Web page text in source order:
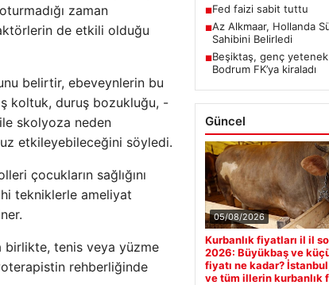
zaman
de etkili olduğu
belirtir, ebeveynlerin bu
koltuk, duruş bozukluğu, -
skolyoza neden
etkileyebileceğini söyledi.
çocukların sağlığını
tekniklerle ameliyat
birlikte, tenis veya yüzme
rehberliğinde
■Fed faizi sabit tuttu
■Az Alkmaar, Hollanda
Sahibini Belirledi
■Beşiktaş, genç yetenek
Bodrum FK’ya kiraladı
Güncel
05/08/2026
Kurbanlık fiyatları il il
2026: Büyükbaş ve
fiyatı ne kadar?
ve tüm illerin kurbanlık